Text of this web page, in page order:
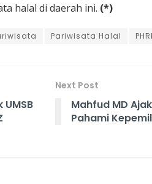
halal di daerah ini. (*)
Pariwisata Halal PHRI
Next Post
Mahfud MD
Pahami